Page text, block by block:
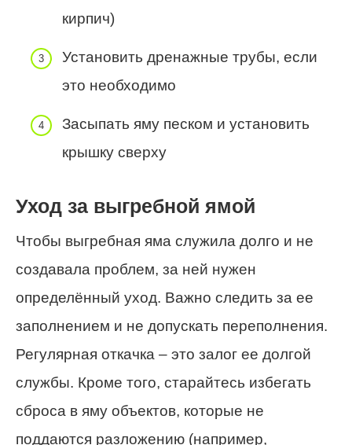
кирпич)
Установить дренажные трубы, если
это необходимо
Засыпать яму песком и установить
крышку сверху
Уход за выгребной ямой
Чтобы выгребная яма служила долго и не
создавала проблем, за ней нужен
определённый уход. Важно следить за ее
заполнением и не допускать переполнения.
Регулярная откачка – это залог ее долгой
службы. Кроме того, старайтесь избегать
сброса в яму объектов, которые не
поддаются разложению (например,